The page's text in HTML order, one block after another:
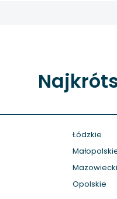
Łódzkie
Opolskie